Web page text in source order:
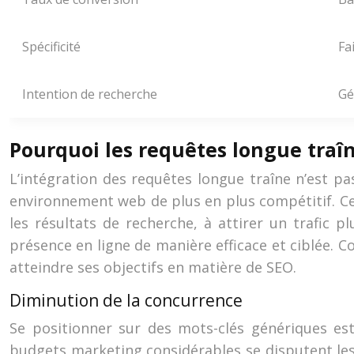
Spécificité
Intention de recherche
Pourquoi les requêtes longue
L’intégration des requêtes longue traîne n’est
environnement web de plus en plus compétitif.
les résultats de recherche, à attirer un trafic
présence en ligne de manière efficace et ciblée.
atteindre ses objectifs en matière de SEO.
Diminution de la concurrence
Se positionner sur des mots-clés génériques
budgets marketing considérables se disputent